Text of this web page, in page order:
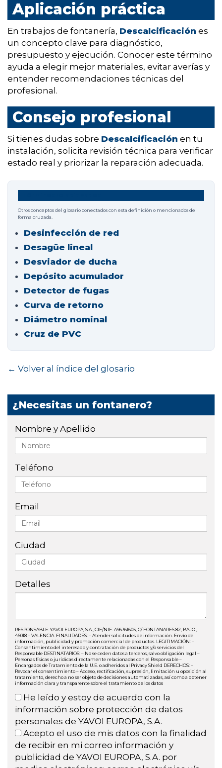
Aplicación práctica
En trabajos de fontanería, Descalcificación es
un concepto clave para diagnóstico,
presupuesto y ejecución. Conocer este término
ayuda a elegir mejor materiales, evitar averías y
entender recomendaciones técnicas del
profesional.
Consejo profesional
Si tienes dudas sobre Descalcificación en tu
instalación, solicita revisión técnica para verificar
estado real y priorizar la reparación adecuada.
Otros conceptos del glosario conectados con esta definición o mencionados de
forma cruzada.
Desinfección de red
Desagüe lineal
Desviador de ducha
Depósito acumulador
Detector de fugas
Curva de retorno
Diámetro nominal
Cruz de PVC
← Volver al índice del glosario
¿Necesitas un fontanero?
Nombre y Apellido
Teléfono
Email
Ciudad
Detalles
RESPONSABLE: YAVOI EUROPA, S.A., CIF/NIF: A96361605, C/ FONTANARES 82, BAJO ,
46018 – VALENCIA. FINALIDADES: – Atender solicitudes de información. Envío de
información, publicidad y promoción comercial de productos. LEGITIMACIÓN: –
Consentimiento del interesado y contratación de productos y/o servicios del
Responsable DESTINATARIOS: – No se ceden datos a terceros, salvo obligación legal –
Personas físicas o jurídicas directamente relacionadas con el Responsable –
Encargados de Tratamiento de la U.E. o adheridos al Privacy Shield DERECHOS: –
Revocar el consentimiento – Acceso, rectificación, supresión, limitación u oposición al
tratamiento, derecho a no ser objeto de decisiones automatizadas, así como a obtener
información clara y transparente sobre el tratamiento de los datos
He leído y estoy de acuerdo con la
información sobre protección de datos
personales de YAVOI EUROPA, S.A.
Acepto el uso de mis datos con la finalidad
de recibir en mi correo información y
publicidad de YAVOI EUROPA, S.A. por